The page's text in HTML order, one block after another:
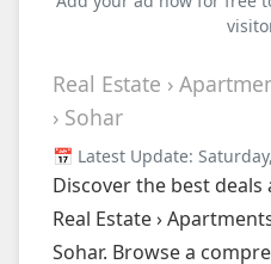
Real Estate ›
› Sohar
📅 Latest Update:
Discover the best
Real Estate ›
Sohar. Browse a